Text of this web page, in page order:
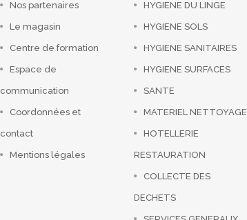
Nos partenaires
Le magasin
Centre de formation
Espace de
communication
Coordonnées et
contact
Mentions légales
HYGIENE DU LINGE
HYGIENE SOLS
HYGIENE SANITAIRES
HYGIENE SURFACES
SANTE
MATERIEL NETTOYAGE
HOTELLERIE
RESTAURATION
COLLECTE DES
DECHETS